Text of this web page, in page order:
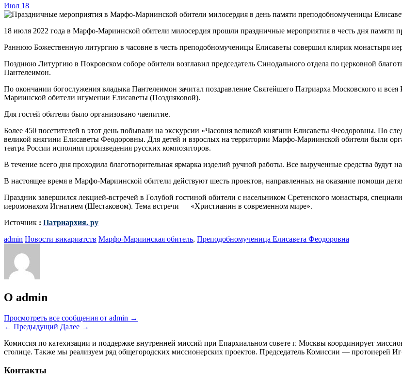
Июл 18
18 июля 2022 года в Марфо-Мариинской обители милосердия прошли праздничные мероприятия в честь дня
Раннюю Божественную литургию в часовне в честь преподобномученицы Елисаветы совершил клирик монастыря
Позднюю Литургию в Покровском соборе обители возглавил председатель Синодального отдела по церковной
Пантелеимон.
По окончании богослужения владыка Пантелеимон зачитал поздравление Святейшего Патриарха Московского и
Мариинской обители игумении Елисаветы (Поздняковой).
Для гостей обители было организовано чаепитие.
Более 450 посетителей в этот день побывали на экскурсии «Часовня великой княгини Елисаветы Феодоровны. По
великой княгини Елисаветы Феодоровны. Для детей и взрослых на территории Марфо-Мариинской обители были
театра России исполнял произведения русских композиторов.
В течение всего дня проходила благотворительная ярмарка изделий ручной работы. Все вырученные средства
В настоящее время в Марфо-Мариинской обители действуют шесть проектов, направленных на оказание помощи
Праздник завершился лекцией-встречей в Голубой гостиной обители с насельником Сретенского монастыря,
иеромонахом Игнатием (Шестаковом). Тема встречи — «Христианин в современном мире».
Источник : Патриархия. ру
admin Новости викариатств Марфо-Мариинская обитель, Преподобномученица Елисавета Феодоровна
О admin
Просмотреть все сообщения от admin →
← Предыдущий Далее →
Комиссия по катехизации и поддержке внутренней миссий при Епархиальном совете г. Москвы координирует
столице. Также мы реализуем ряд общегородских миссионерских проектов. Председатель Комиссии — протоиерей
Контакты